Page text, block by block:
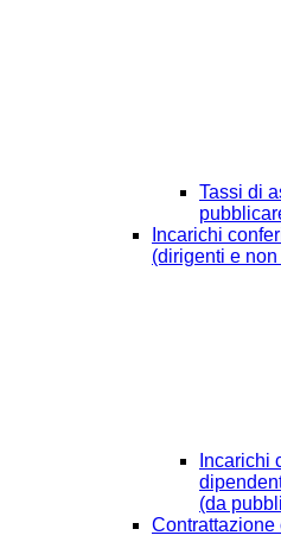
Tassi di
Incarichi
(dirigenti e
Incarichi
(da
Contrattazione